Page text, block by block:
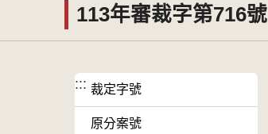
113年審裁字第716號
::: 裁定字號
原分案號